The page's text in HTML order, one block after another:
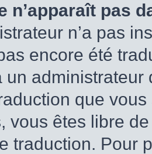
n’apparaît pas
n’a pas
encore été
administrateur
que
vous êtes libre
traduction. Pour